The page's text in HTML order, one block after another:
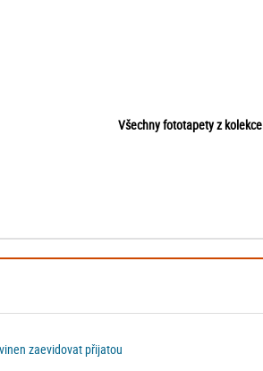
Všechny fototapety z kolekce
zaevidovat přijatou